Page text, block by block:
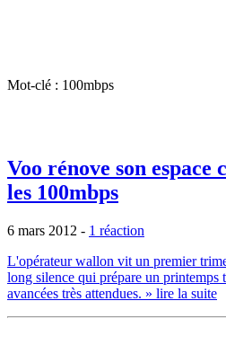
Mot-clé : 100mbps
Voo rénove son
les 100mbps
6 mars 2012 - 1 réaction
L'opérateur wallon vit un premier
long silence qui prépare un printemps
avancées très attendues. » lire la suite